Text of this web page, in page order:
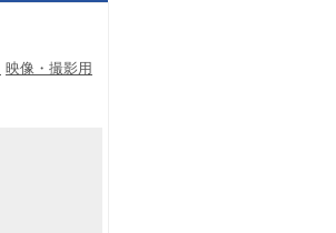
映像・撮影用